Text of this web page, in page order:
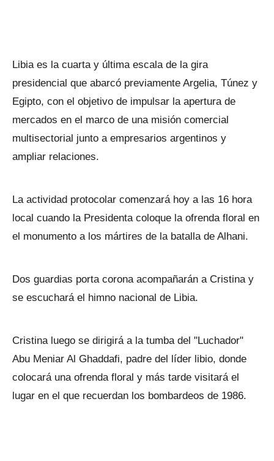
Libia es la cuarta y última escala de la gira
presidencial que abarcó previamente Argelia, Túnez y
Egipto, con el objetivo de impulsar la apertura de
mercados en el marco de una misión comercial
multisectorial junto a empresarios argentinos y
ampliar relaciones.
La actividad protocolar comenzará hoy a las 16 hora
local cuando la Presidenta coloque la ofrenda floral en
el monumento a los mártires de la batalla de Alhani.
Dos guardias porta corona acompañarán a Cristina y
se escuchará el himno nacional de Libia.
Cristina luego se dirigirá a la tumba del "Luchador"
Abu Meniar Al Ghaddafi, padre del líder libio, donde
colocará una ofrenda floral y más tarde visitará el
lugar en el que recuerdan los bombardeos de 1986.